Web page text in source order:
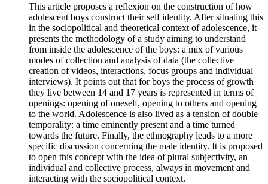
This article proposes a reflexion on the construction of how
adolescent boys construct their self identity. After situating this
in the sociopolitical and theoretical context of adolescence, it
presents the methodology of a study aiming to understand
from inside the adolescence of the boys: a mix of various
modes of collection and analysis of data (the collective
creation of videos, interactions, focus groups and individual
interviews). It points out that for boys the process of growth
they live between 14 and 17 years is represented in terms of
openings: opening of oneself, opening to others and opening
to the world. Adolescence is also lived as a tension of double
temporality: a time eminently present and a time turned
towards the future. Finally, the ethnography leads to a more
specific discussion concerning the male identity. It is proposed
to open this concept with the idea of plural subjectivity, an
individual and collective process, always in movement and
interacting with the sociopolitical context.